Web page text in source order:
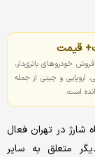
قیمت
خودروهای باتری‌دار،
اروپایی و چینی از جمله
است.
در تهران فعال
متعلق به سایر